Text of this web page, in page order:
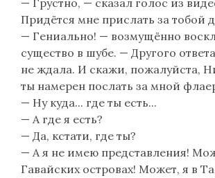
— Грустно, — сказал голос из
Придётся мне прислать за тобой
— Гениально! — возмущённо
существо в шубе. — Другого
не ждала. И скажи, пожалуйста,
ты намерен послать за мной
— Ну куда... где ты есть...
— А где я есть?
— Да, кстати, где ты?
— А я не имею представления!
Гавайских островах! Может, я в